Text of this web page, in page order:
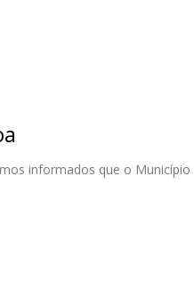
informados que o